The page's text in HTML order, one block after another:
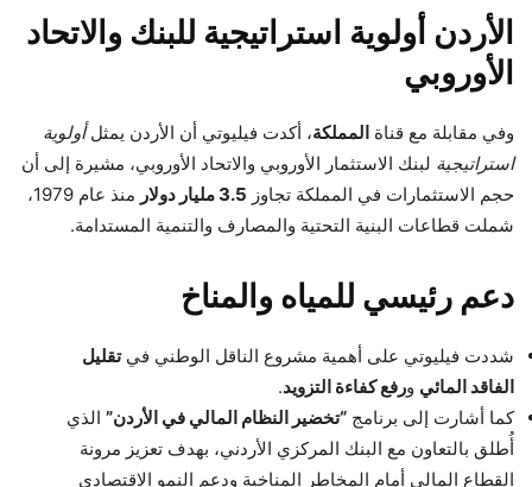
الأردن أولوية استراتيجية للبنك والاتحاد
الأوروبي
وفي مقابلة مع قناة المملكة، أكدت فيليوتي أن الأردن يمثلأولوية
استراتيجية لبنك الاستثمار الأوروبي والاتحاد الأوروبي، مشيرة إلى أن
حجم الاستثمارات في المملكة تجاوز 3.5 مليار دولار
منذ عام 1979،
شملت قطاعات البنية التحتية والمصارف والتنمية المستدامة.
دعم رئيسي للمياه والمناخ
شددت فيليوتي على أهمية مشروع الناقل الوطني فيتقليل
الفاقد المائي ورفع كفاءة التزويد.
كما أشارت إلى برنامج “تخضير النظام المالي في الأردن” الذي
أُطلق بالتعاون مع البنك المركزي الأردني، بهدف تعزيز مرونة
القطاع المالي أمام المخاطر المناخية ودعم النمو الاقتصادي